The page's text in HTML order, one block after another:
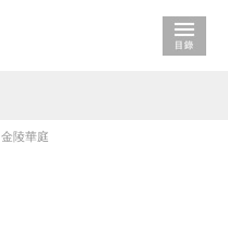
金陵華庭